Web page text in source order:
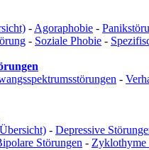
-Agoraphobie -
- Soziale Phobie -
-
- Depressive
Störungen - Zyklothyme